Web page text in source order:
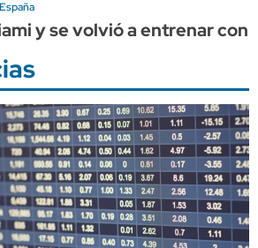
y se volvió a entrenar